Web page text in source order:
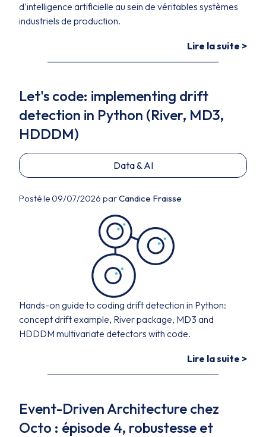
d'intelligence artificielle au sein de véritables systèmes
industriels de production.
Lire la suite >
Let's code: implementing drift
detection in Python (River, MD3,
HDDDM)
Data & AI
Posté le 09/07/2026 parCandice Fraisse
Hands-on guide to coding drift detection in Python:
concept drift example, River package, MD3 and
HDDDM multivariate detectors with code.
Lire la suite >
Event-Driven Architecture chez
Octo : épisode 4, robustesse et